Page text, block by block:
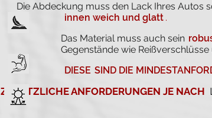
Die Abdeckung muss den Lack Ihres Autos
innen weich und glatt .
Das Material muss auch sein
Gegenstände wie
DIESE SIND DIE
ZUSÄTZLICHE ANFORDERUNGEN JE NACH